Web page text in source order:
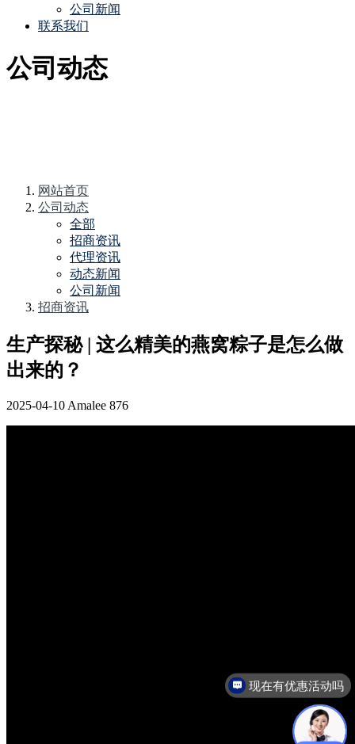
公司新闻
联系我们
公司动态
网站首页
公司动态
全部
招商资讯
代理资讯
动态新闻
公司新闻
招商资讯
生产探秘 | 这么精美的燕窝粽子是怎么做
出来的？
2025-04-10 Amalee 876
可以介绍下你们的产品么
现在有优惠活动吗